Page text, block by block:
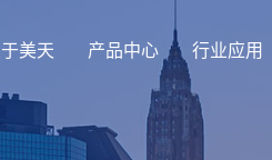
美天 产品中心 行业应用